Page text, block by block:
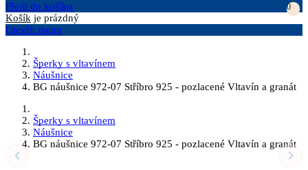
Přejít do košíku
0
Košík je prázdný
Otevřít menu
Šperky s vltavínem
Náušnice
BG náušnice 972-07 Stříbro 925 - pozlacené Vltavín a granát
Šperky s vltavínem
Náušnice
BG náušnice 972-07 Stříbro 925 - pozlacené Vltavín a granát